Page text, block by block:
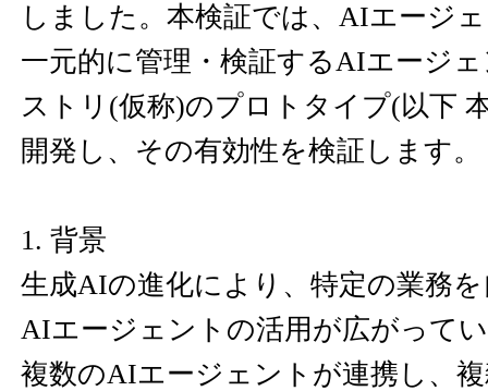
しました。本検証では、AIエージ
一元的に管理・検証するAIエージ
ストリ(仮称)のプロトタイプ(以下
開発し、その有効性を検証します。
1. 背景
生成AIの進化により、特定の業務
AIエージェントの活用が広がって
複数のAIエージェントが連携し、